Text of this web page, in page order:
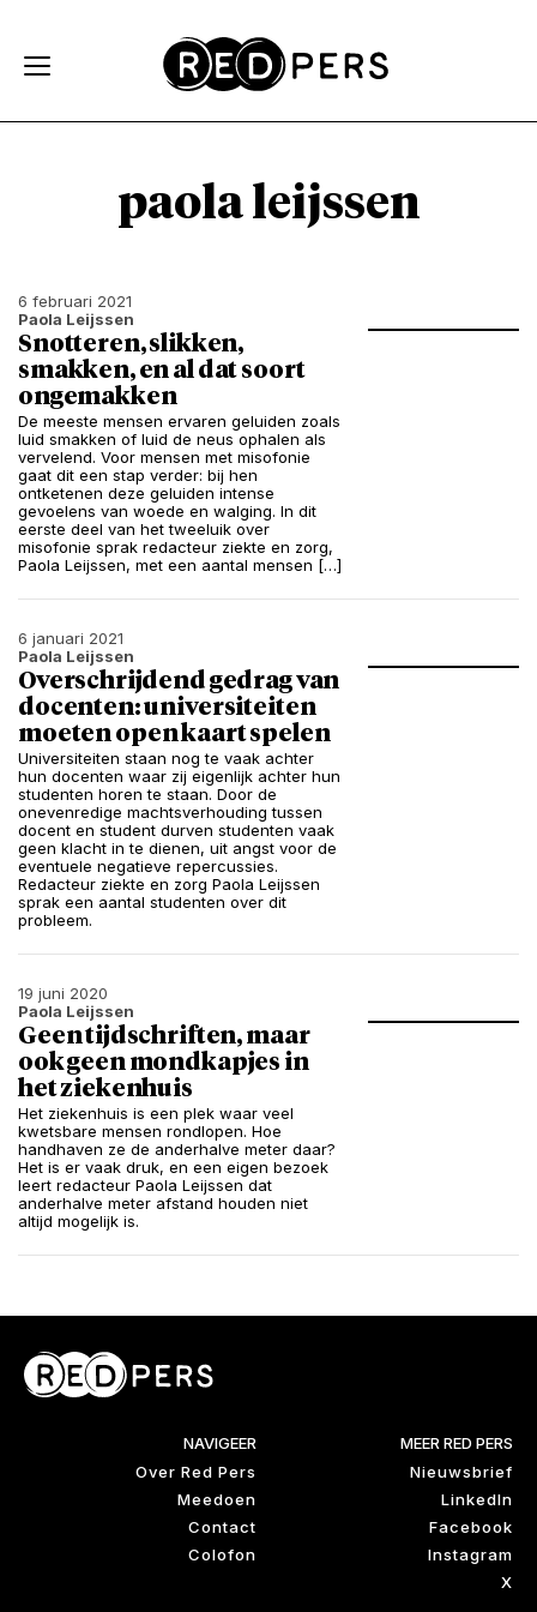
paola leijssen
6 februari 2021
Paola Leijssen
Snotteren, slikken,
smakken, en al dat soort
ongemakken
De meeste mensen ervaren geluiden zoals
luid smakken of luid de neus ophalen als
vervelend. Voor mensen met misofonie
gaat dit een stap verder: bij hen
ontketenen deze geluiden intense
gevoelens van woede en walging. In dit
eerste deel van het tweeluik over
misofonie sprak redacteur ziekte en zorg,
Paola Leijssen, met een aantal mensen […]
6 januari 2021
Paola Leijssen
Overschrijdend gedrag van
docenten: universiteiten
moeten open kaart spelen
Universiteiten staan nog te vaak achter
hun docenten waar zij eigenlijk achter hun
studenten horen te staan. Door de
onevenredige machtsverhouding tussen
docent en student durven studenten vaak
geen klacht in te dienen, uit angst voor de
eventuele negatieve repercussies.
Redacteur ziekte en zorg Paola Leijssen
sprak een aantal studenten over dit
probleem.
19 juni 2020
Paola Leijssen
Geen tijdschriften, maar
ook geen mondkapjes in
het ziekenhuis
Het ziekenhuis is een plek waar veel
kwetsbare mensen rondlopen. Hoe
handhaven ze de anderhalve meter daar?
Het is er vaak druk, en een eigen bezoek
leert redacteur Paola Leijssen dat
anderhalve meter afstand houden niet
altijd mogelijk is.
NAVIGEER
Over Red Pers
Meedoen
Contact
Colofon
MEER RED PERS
Nieuwsbrief
LinkedIn
Facebook
Instagram
X